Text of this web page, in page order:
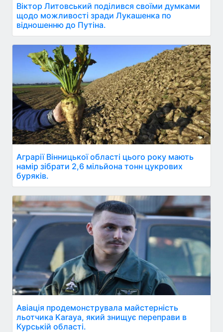
Віктор Литовський поділився своїми думками
щодо можливості зради Лукашенка по
відношенню до Путіна.
Аграрії Вінницької області цього року мають
намір зібрати 2,6 мільйона тонн цукрових
буряків.
Авіація продемонструвала майстерність
льотчика Karaya, який знищує переправи в
Курській області.